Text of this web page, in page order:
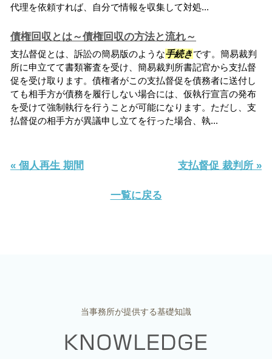
代理を依頼すれば、自分で情報を収集して対処...
債権回収とは～債権回収の方法と流れ～
支払督促とは、訴訟の簡易版のような手続きです。簡易裁判
所に申立てて書類審査を受け、簡易裁判所書記官から支払督
促を受け取ります。債権者がこの支払督促を債務者に送付し
ても相手方が債務を履行しない場合には、仮執行宣言の発布
を受けて強制執行を行うことが可能になります。ただし、支
払督促の相手方が異議申し立てを行った場合、執...
« 個人再生 期間 支払督促 裁判所 »
一覧に戻る
当事務所が提供する基礎知識